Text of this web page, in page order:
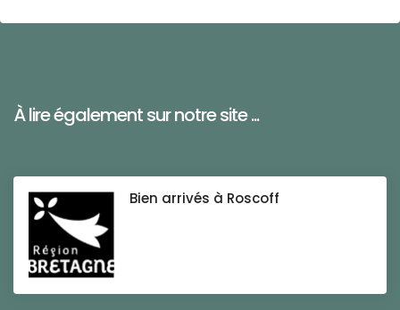
À lire également sur notre site ...
Bien arrivés à Roscoff